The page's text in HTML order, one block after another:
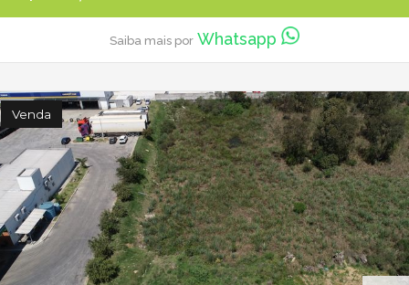
Saiba mais por Whatsapp
Venda